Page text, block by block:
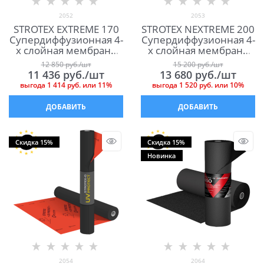
2052
STROTEX EXTREME 170
Супердиффузионная 4-
х слойная мембрана
для кровли и фасада
12 850 руб./шт
11 436 руб./шт
выгода 1 414 руб. или 11%
ДОБАВИТЬ
2053
STROTEX NEXTREME 200
Супердиффузионная 4-
х слойная мембрана
для кровли
15 200 руб./шт
13 680 руб./шт
выгода 1 520 руб. или 10%
ДОБАВИТЬ
Скидка 15%
2054
Скидка 15%
Новинка
2064